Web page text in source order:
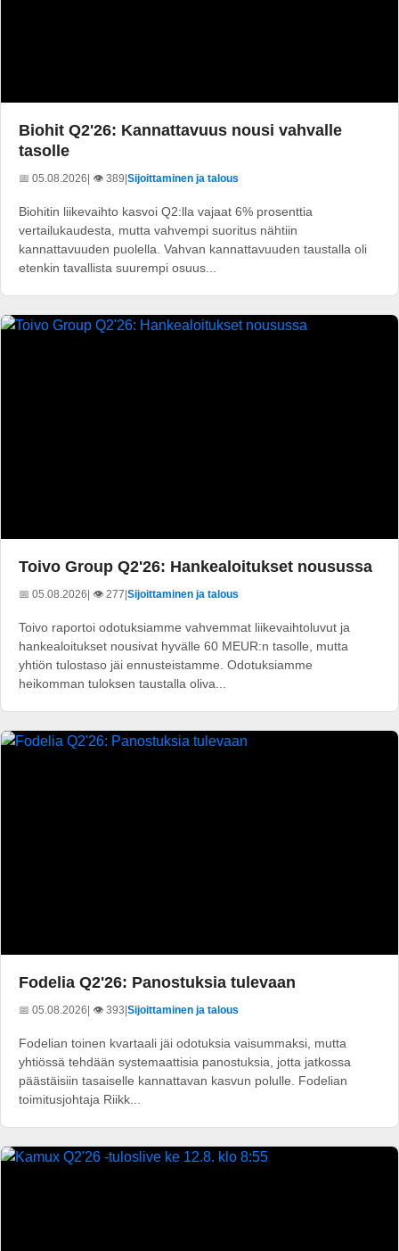
Biohit Q2'26: Kannattavuus nousi vahvalle
tasolle
📅 05.08.2026 | 👁️ 389 Sijoittaminen ja talous
Biohitin liikevaihto kasvoi Q2:lla vajaat 6% prosenttia
vertailukaudesta, mutta vahvempi suoritus nähtiin
kannattavuuden puolella. Vahvan kannattavuuden taustalla oli
etenkin tavallista suurempi osuus...
Toivo Group Q2'26: Hankealoitukset nousussa
📅 05.08.2026 | 👁️ 277 Sijoittaminen ja talous
Toivo raportoi odotuksiamme vahvemmat liikevaihtoluvut ja
hankealoitukset nousivat hyvälle 60 MEUR:n tasolle, mutta
yhtiön tulostaso jäi ennusteistamme. Odotuksiamme
heikomman tuloksen taustalla oliva...
Fodelia Q2'26: Panostuksia tulevaan
📅 05.08.2026 | 👁️ 393 Sijoittaminen ja talous
Fodelian toinen kvartaali jäi odotuksia vaisummaksi, mutta
yhtiössä tehdään systemaattisia panostuksia, jotta jatkossa
päästäisiin tasaiselle kannattavan kasvun polulle. Fodelian
toimitusjohtaja Riikk...